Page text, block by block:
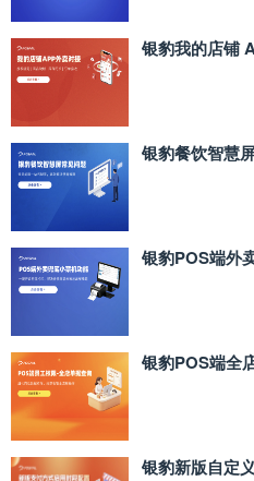
银豹我的店铺
银豹餐饮智慧
银豹POS端外
银豹POS端全
银豹新版自定